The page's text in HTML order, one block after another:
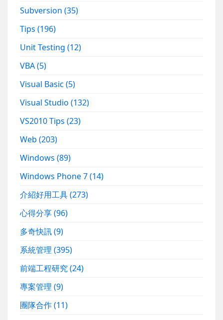
Subversion(35)
Tips(196)
Unit Testing(12)
VBA(5)
Visual Basic(5)
Visual Studio(132)
VS2010 Tips(23)
Web(203)
Windows(89)
Windows Phone 7(14)
介紹好用工具(273)
心得分享(96)
多奇快訊(9)
系統管理(395)
前端工程研究(24)
專案管理(9)
團隊合作(11)